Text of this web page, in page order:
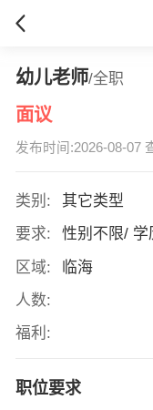
幼儿老师/全职
面议
发布时间:2026-08-07
类别:
其它类型
要求:
性别不限/
区域:
临海
人数:
福利:
职位要求